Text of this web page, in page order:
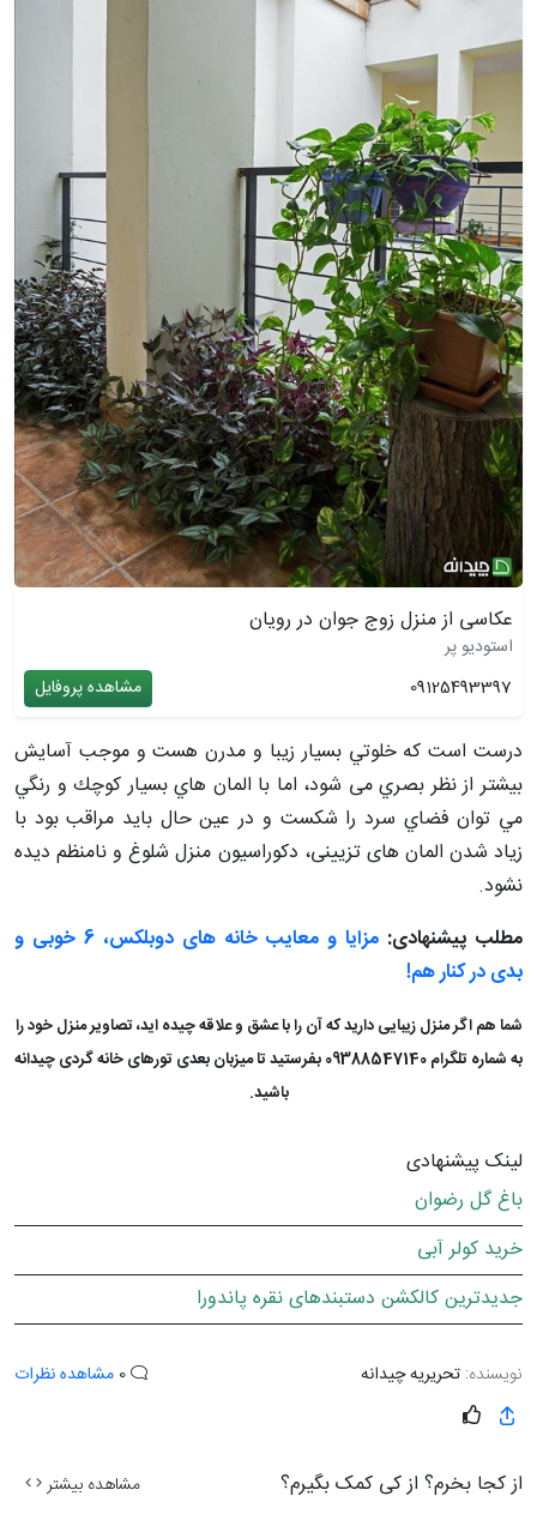
عکاسی از منزل زوج جوان در رویان
استودیو پر
09125493397
مشاهده پروفایل
درست است كه خلوتي بسیار زيبا و مدرن هست و موجب آسايش
بيشتر از نظر بصري می شود، اما با المان هاي بسیار كوچك و رنگي
مي توان فضاي سرد را شکست و در عين حال بايد مراقب بود با
زياد شدن المان های تزیینی، دکوراسیون منزل شلوغ و نامنظم ديده
نشود.
مطلب پیشنهادی:
مزایا و معایب خانه های دوبلکس، 6 خوبی و
بدی در کنار هم!
شما هم اگر منزل زیبایی دارید که آن را با عشق و علاقه چیده اید، تصاویر منزل خود را
به شماره تلگرام 09388547140 بفرستید تا میزبان بعدی تورهای خانه گردی چیدانه
باشید.
لینک پیشنهادی
باغ گل رضوان
خرید کولر آبی
جدیدترین کالکشن دستبندهای نقره پاندورا
نویسنده: تحریریه چیدانه مشاهده نظرات
از کجا بخرم؟ از کی کمک بگیرم؟ مشاهده بیشتر